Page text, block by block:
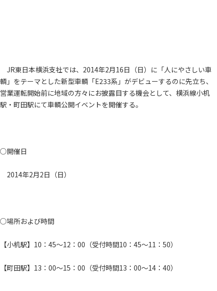
JR東日本横浜支社では、2014年2月16日（日）に「人にやさしい車
輌」をテーマとした新型車輌「E233系」がデビューするのに先立ち、
営業運転開始前に地域の方々にお披露目する機会として、横浜線小机
駅・町田駅にて車輌公開イベントを開催する。
○開催日
2014年2月2日（日）
○場所および時間
【小机駅】10：45～12：00（受付時間10：45～11：50）
【町田駅】13：00～15：00（受付時間13：00～14：40）